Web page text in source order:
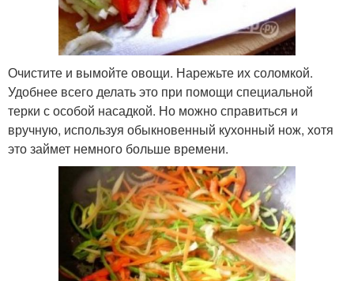
Очистите и вымойте овощи. Нарежьте их соломкой.
Удобнее всего делать это при помощи специальной
терки с особой насадкой. Но можно справиться и
вручную, используя обыкновенный кухонный нож, хотя
это займет немного больше времени.